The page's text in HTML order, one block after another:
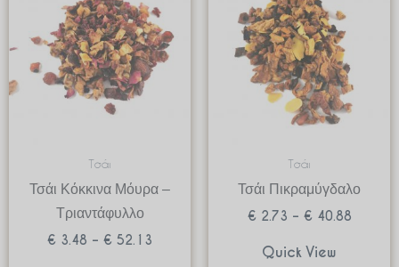
Τσάι
Τσάι Κόκκινα Μόυρα –
Τριαντάφυλλο
€ 3.48 – € 52.13
through
€ 52.13
Τσάι
Τσάι Πικραμύγδαλο
€ 2.73 – € 40.88
Quick View